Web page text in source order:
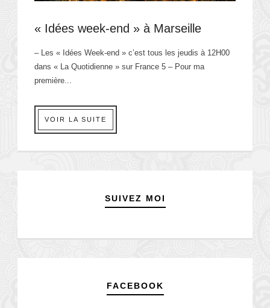
« Idées week-end » à Marseille
– Les « Idées Week-end » c’est tous les jeudis à 12H00
dans « La Quotidienne » sur France 5 – Pour ma
première...
VOIR LA SUITE
SUIVEZ MOI
FACEBOOK